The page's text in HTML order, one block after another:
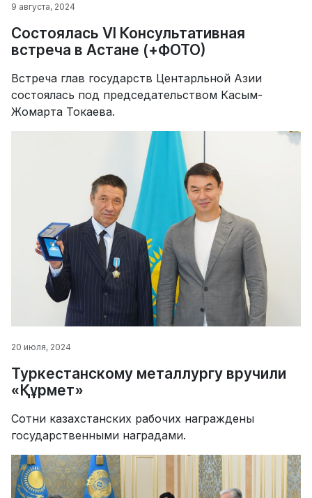
9 августа, 2024
Состоялась VI Консультативная
встреча в Астане (+ФОТО)
Встреча глав государств Центарльной Азии
состоялась под председательством Касым-
Жомарта Токаева.
20 июля, 2024
Туркестанскому металлургу вручили
«Құрмет»
Сотни казахстанских рабочих награждены
государственными наградами.